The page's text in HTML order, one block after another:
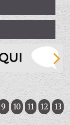
9 10 11 12 13